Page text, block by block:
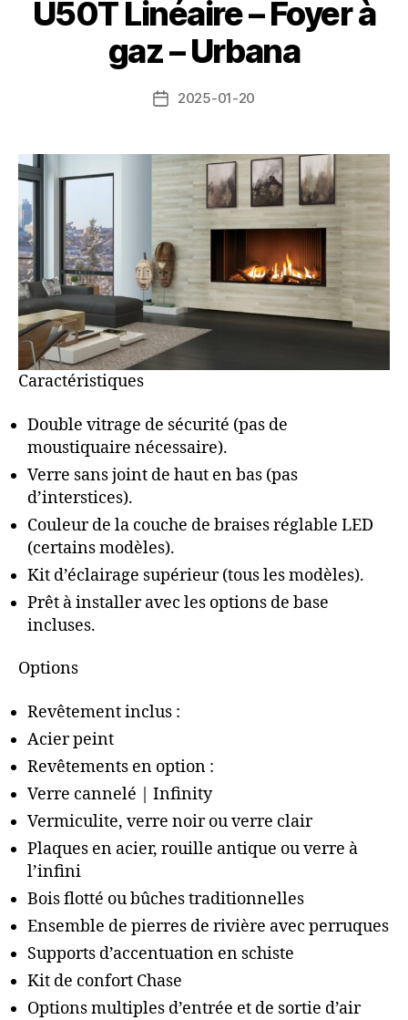
U50T Linéaire – Foyer à
gaz – Urbana
2025-01-20
Caractéristiques
Double vitrage de sécurité (pas de
moustiquaire nécessaire).
Verre sans joint de haut en bas (pas
d’interstices).
Couleur de la couche de braises réglable LED
(certains modèles).
Kit d’éclairage supérieur (tous les modèles).
Prêt à installer avec les options de base
incluses.
Options
Revêtement inclus :
Acier peint
Revêtements en option :
Verre cannelé | Infinity
Vermiculite, verre noir ou verre clair
Plaques en acier, rouille antique ou verre à
l’infini
Bois flotté ou bûches traditionnelles
Ensemble de pierres de rivière avec perruques
Supports d’accentuation en schiste
Kit de confort Chase
Options multiples d’entrée et de sortie d’air